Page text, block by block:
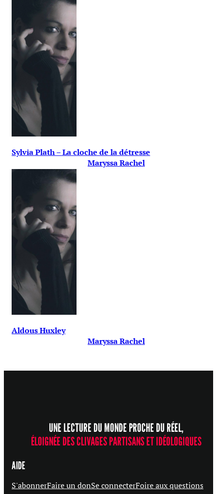
Sylvia Plath – La cloche de la détresse
Maryssa Rachel
Aldous Huxley
Maryssa Rachel
UNE LECTURE DU MONDE PROCHE DU RÉEL,
ÉLOIGNÉE DES CLIVAGES PARTISANS ET IDÉOLOGIQUES
AIDE
S'abonnerFaire un donSe connecterFoire aux questions